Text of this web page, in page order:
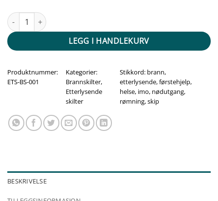
Etterlysende brannskilt - brannslukker antall
LEGG I HANDLEKURV
Produktnummer:
ETS-BS-001
Kategorier:
Brannskilter,
Etterlysende
skilter
Stikkord: brann,
etterlysende,førstehjelp,
helse, imo, nødutgang,
rømning,skip
BESKRIVELSE